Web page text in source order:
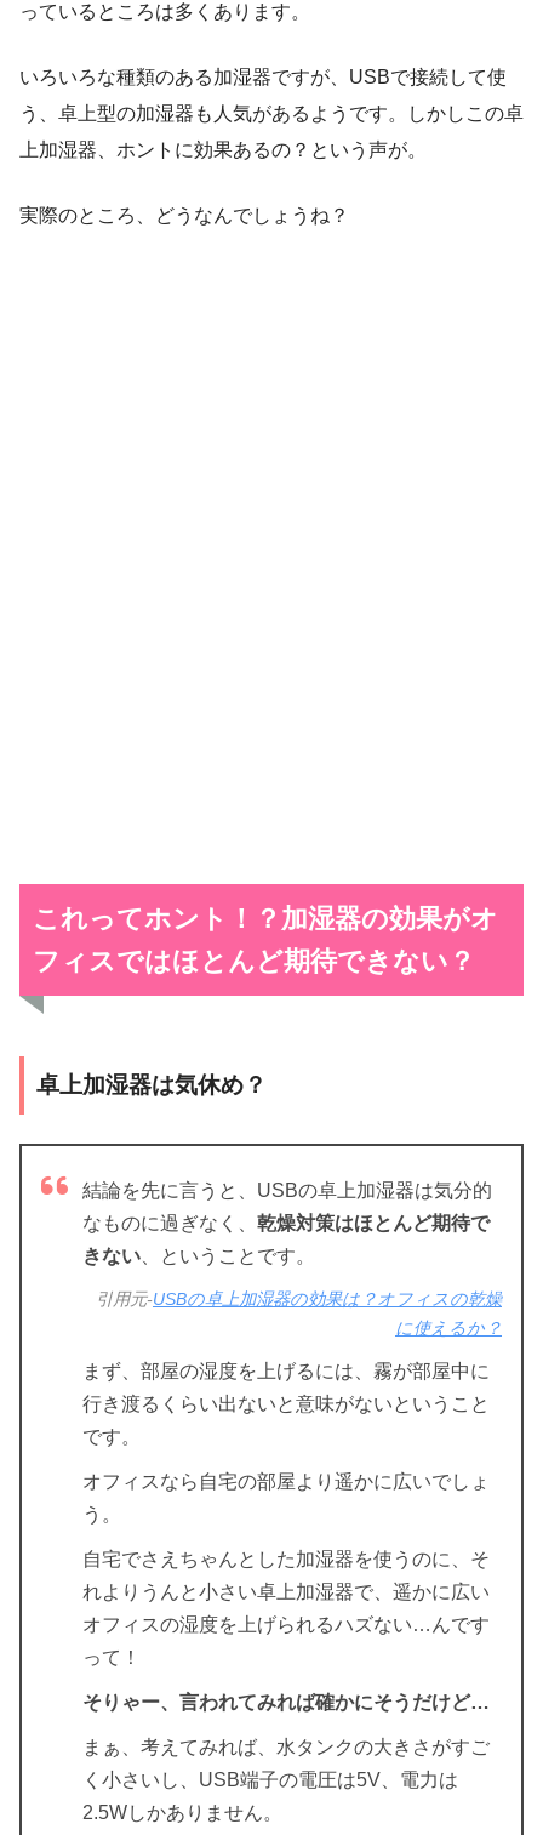
っているところは多くあります。
いろいろな種類のある加湿器ですが、USBで接続して使
う、卓上型の加湿器も人気があるようです。しかしこの卓
上加湿器、ホントに効果あるの？という声が。
実際のところ、どうなんでしょうね？
これってホント！？加湿器の効果がオ
フィスではほとんど期待できない？
卓上加湿器は気休め？
結論を先に言うと、USBの卓上加湿器は気分的
なものに過ぎなく、 乾燥対策はほとんど期待で
きない 、ということです。
引用元-USBの卓上加湿器の効果は？オフィスの乾燥
に使えるか？
まず、部屋の湿度を上げるには、霧が部屋中に
行き渡るくらい出ないと意味がないということ
です。
オフィスなら自宅の部屋より遥かに広いでしょ
う。
自宅でさえちゃんとした加湿器を使うのに、そ
れよりうんと小さい卓上加湿器で、遥かに広い
オフィスの湿度を上げられるハズない…んです
って！
そりゃー、言われてみれば確かにそうだけど…
まぁ、考えてみれば、水タンクの大きさがすご
く小さいし、USB端子の電圧は5V、電力は
2.5Wしかありません。